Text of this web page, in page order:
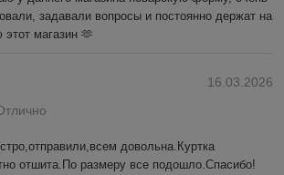
задавали вопросы и постоянно держат на
магазин 🫶
16.03.2026
довольна.Куртка
отшита.По размеру все подошло.Спасибо!